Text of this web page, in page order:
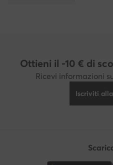
Ottieni il -10 € di
Ricevi informazioni
Iscriviti